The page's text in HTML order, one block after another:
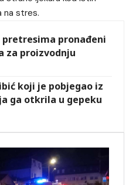
na stres.
pretresima pronađeni
za proizvodnju
koji je pobjegao iz
ga otkrila u gepeku